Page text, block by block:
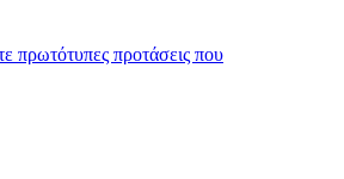
πρωτότυπες προτάσεις που